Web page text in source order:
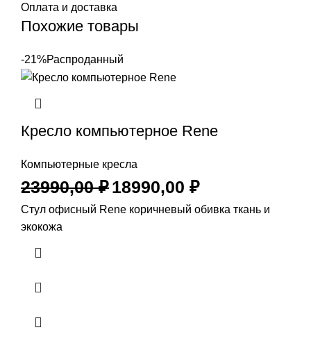
Оплата и доставка
Похожие товары
-21%Распроданный
Кресло компьютерное Rene
Компьютерные кресла
23990,00₽18990,00 ₽
Стул офисный Rene коричневый обивка ткань и
экокожа